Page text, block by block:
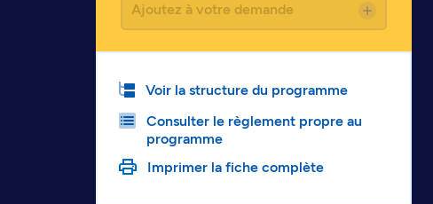
Ajoutez à votre demande
Voir la structure du programme
Consulter le règlement propre au
programme
Imprimer la fiche complète